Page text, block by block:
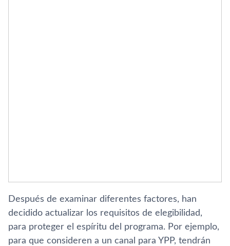
Después de examinar diferentes factores, han
decidido actualizar los requisitos de elegibilidad,
para proteger el espí­ritu del programa. Por ejemplo,
para que consideren a un canal para YPP, tendrán